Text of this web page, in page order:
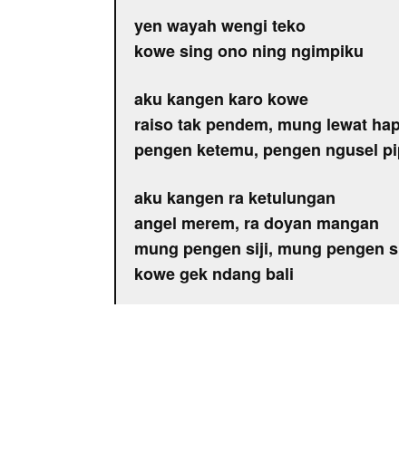
yen wayah wengi teko
kowe sing ono ning ngimpiku
aku kangen karo kowe
raiso tak pendem, mung lewat
pengen ketemu, pengen ngusel
aku kangen ra ketulungan
angel merem, ra doyan mangan
mung pengen siji, mung pengen
kowe gek ndang bali